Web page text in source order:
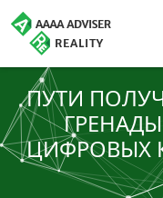
ПУТИ
ЦИФРОВЫХ